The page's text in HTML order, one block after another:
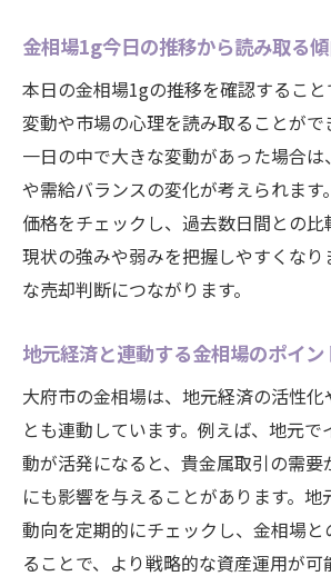
金相場変動理由を理解した
金相場予想で未来の資産運用
金相場予想10年後の投資判
将来の金価格動向を予測
金相場予想で見る資産運
金相場の長期的視点から
金価格の将来性と運用の
売り時を予想するための情
今注目の金売り時と大府市のポ
今日金売り時か見極める
金 売るならどこがいいの
金相場と大府市の取引タ
今が売り時か判断するた
大府市で金を売る際の注
金相場の売却タイミング
金相場1g今日の推移から読み取る
本日の金相場1gの推移を確認するこ
変動や市場の心理を読み取ることがで
一日の中で大きな変動があった場合
や需給バランスの変化が考えられます
価格をチェックし、過去数日間との比
現状の強みや弱みを把握しやすくなり
な売却判断につながります。
地元経済と連動する金相場のポイン
大府市の金相場は、地元経済の活性化
とも連動しています。例えば、地元
動が活発になると、貴金属取引の需
にも影響を与えることがあります。地
動向を定期的にチェックし、金相場
ることで、より戦略的な資産運用が可